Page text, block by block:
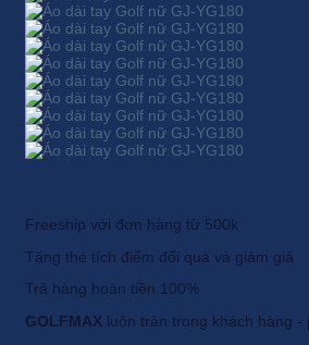
Freeship với đơn hàng từ 500k
Tặng thẻ tích điểm đổi quà và giảm giá
Trả hàng hoàn tiền 100%
GOLFMAX luôn trân trọng khách hàng -